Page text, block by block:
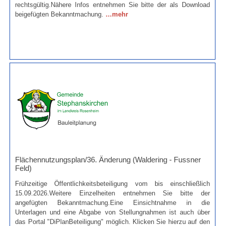
rechtsgültig.Nähere Infos entnehmen Sie bitte der als Download
beigefügten Bekanntmachung. …mehr
Flächennutzungsplan/36. Änderung (Waldering - Fussner
Feld)
Frühzeitige Öffentlichkeitsbeteiligung vom bis einschließlich
15.09.2026.Weitere Einzelheiten entnehmen Sie bitte der
angefügten Bekanntmachung.Eine Einsichtnahme in die
Unterlagen und eine Abgabe von Stellungnahmen ist auch über
das Portal "DiPlanBeteiligung" möglich. Klicken Sie hierzu auf den